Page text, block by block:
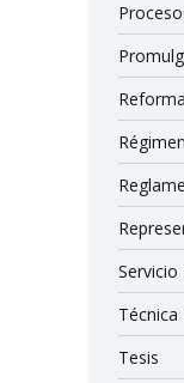
Técnica
Tesis